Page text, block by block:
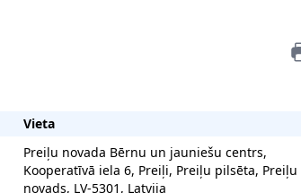
Vieta
Preiļu novada Bērnu un jauniešu centrs,
Kooperatīvā iela 6, Preiļi, Preiļu pilsēta, Preiļu
novads, LV-5301, Latvija